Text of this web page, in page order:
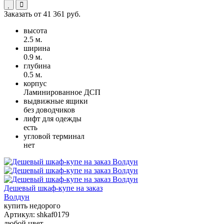
Заказать от 41 361 руб.
высота
2.5 м.
ширина
0.9 м.
глубина
0.5 м.
корпус
Ламинированное ДСП
выдвижные ящики
без доводчиков
лифт для одежды
есть
угловой терминал
нет
Дешевый шкаф-купе на заказ
Волдун
купить недорого
Артикул: shkaf0179